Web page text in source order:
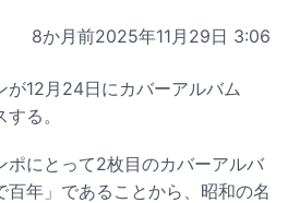
8か月前2025年11月29日 3:06
が12月24日にカバーアルバム
る。
ポにとって2枚目のカバーアルバ
百年」であることから、昭和の名